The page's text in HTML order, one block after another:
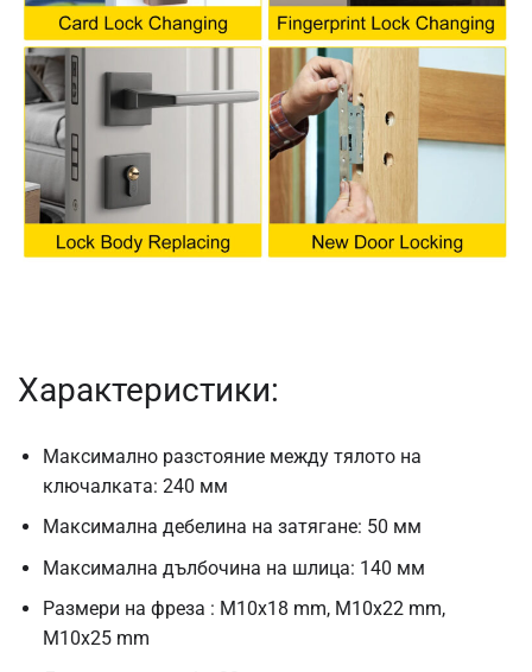
Характеристики:
Максимално разстояние между тялото на
ключалката: 240 мм
Максимална дебелина на затягане: 50 мм
Максимална дълбочина на шлица: 140 мм
Размери на фреза : M10x18 mm, M10x22 mm,
M10x25 mm